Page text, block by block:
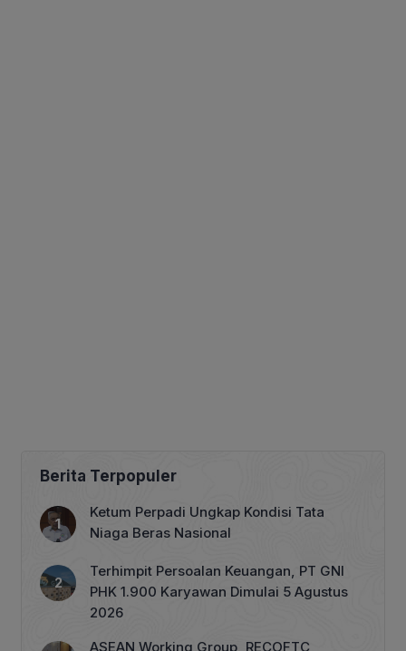
Berita Terpopuler
Ketum Perpadi Ungkap Kondisi Tata
Niaga Beras Nasional
Terhimpit Persoalan Keuangan, PT GNI
PHK 1.900 Karyawan Dimulai 5 Agustus
2026
ASEAN Working Group, RECOFTC